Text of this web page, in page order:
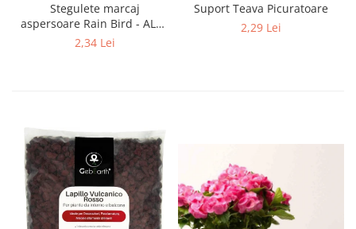
Stegulete marcaj
aspersoare Rain Bird - ALB -
Verde - RainBird
2,34 Lei
Suport Teava Picuratoare
2,29 Lei